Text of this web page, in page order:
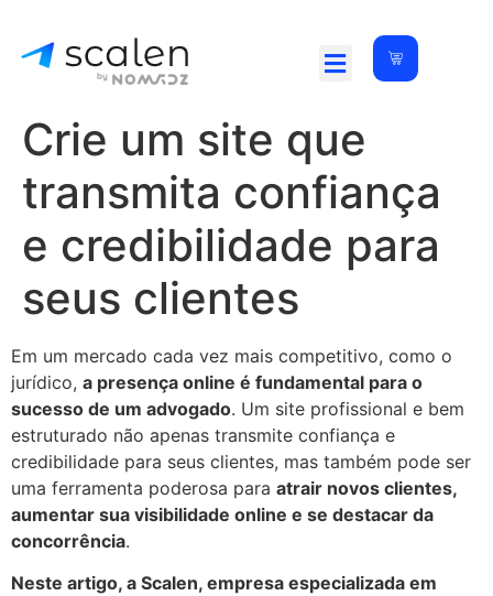
Crie um site que
transmita confiança
e credibilidade para
seus clientes
Em um mercado cada vez mais competitivo, como o
jurídico, a presença online é fundamental para o
sucesso de um advogado. Um site profissional e bem
estruturado não apenas transmite confiança e
credibilidade para seus clientes, mas também pode ser
uma ferramenta poderosa para atrair novos clientes,
aumentar sua visibilidade online e se destacar da
concorrência.
Neste artigo, a Scalen, empresa especializada em